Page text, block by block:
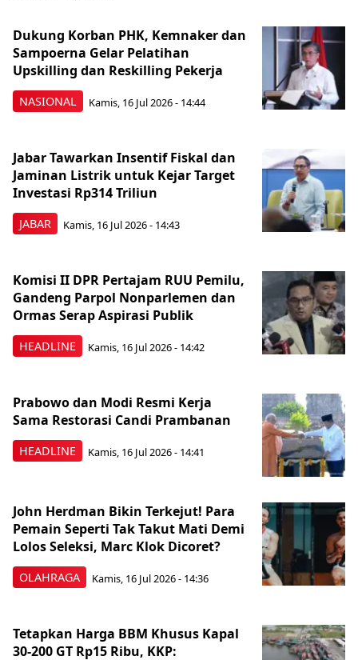
NASIONAL
Dukung Korban PHK, Kemnaker dan
Sampoerna Gelar Pelatihan
Upskilling dan Reskilling Pekerja
Kamis, 16 Jul 2026 - 14:44
JABAR
Jabar Tawarkan Insentif Fiskal dan
Jaminan Listrik untuk Kejar Target
Investasi Rp314 Triliun
Kamis, 16 Jul 2026 - 14:43
HEADLINE
Komisi II DPR Pertajam RUU Pemilu,
Gandeng Parpol Nonparlemen dan
Ormas Serap Aspirasi Publik
Kamis, 16 Jul 2026 - 14:42
HEADLINE
Prabowo dan Modi Resmi Kerja
Sama Restorasi Candi Prambanan
Kamis, 16 Jul 2026 - 14:41
OLAHRAGA
John Herdman Bikin Terkejut! Para
Pemain Seperti Tak Takut Mati Demi
Lolos Seleksi, Marc Klok Dicoret?
Kamis, 16 Jul 2026 - 14:36
Tetapkan Harga BBM Khusus Kapal
30-200 GT Rp15 Ribu, KKP: